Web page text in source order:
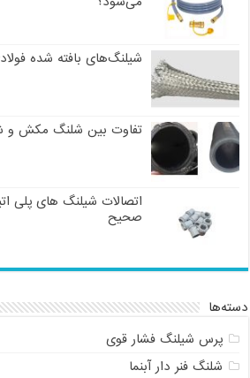
شیلنگ‌های بافته شده
تفاوت بین شلنگ مکش و
اتصالات شیلنگ های پلی
صحیح
دسته‌ها
پرس شیلنگ فشار قوی
شلنگ فنر دار آبنما